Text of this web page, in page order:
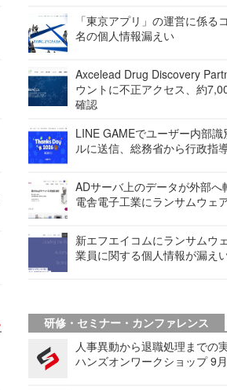
「東京アプリ」の運営に係る
名の個人情報漏えい
Axcelead Drug Discovery
ウントに不正アクセス、約
確認
LINE GAMEでユーザー内部
ルに送信、総務省から行政指
ADサーバ上のデータが外部
電舎電子工業にランサムウェ
新エフエイコムにランサムウ
業員に関する個人情報が漏え
研修・セミナー・カンファレンス
人事異動から退職処理までの
ハンズオンワークショップ 9